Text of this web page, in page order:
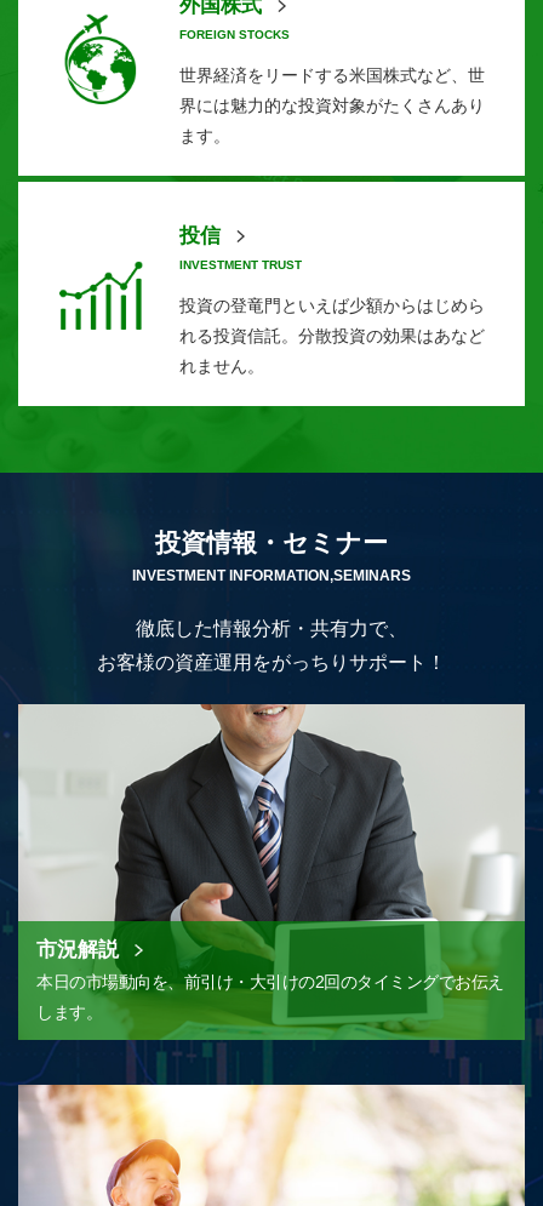
外国株式
FOREIGN STOCKS
世界経済をリードする米国株式など、世
界には魅力的な投資対象がたくさんあり
ます。
投信
INVESTMENT TRUST
投資の登竜門といえば少額からはじめら
れる投資信託。分散投資の効果はあなど
れません。
投資情報・セミナー
INVESTMENT INFORMATION,SEMINARS
徹底した情報分析・共有力で、
お客様の資産運用をがっちりサポート！
市況解説
本日の市場動向を、前引け・大引けの2回のタイミングでお伝え
します。